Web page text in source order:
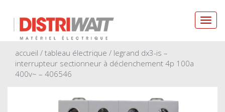
accueil / tableau électrique / legrand dx3-is –
interrupteur sectionneur à déclenchement 4p 100a
400v~ – 406546